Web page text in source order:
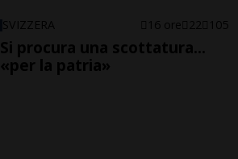
SVIZZERA 16 ore 22 105
Si procura una scottatura...
«per la patria»